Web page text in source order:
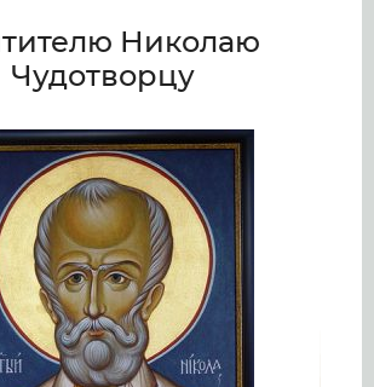
Николаю
Чудотворцу